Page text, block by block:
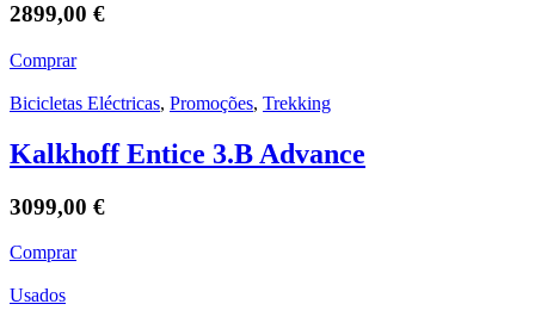
2899,00 €
Comprar
Bicicletas Eléctricas, Promoções, Trekking
Kalkhoff Entice 3.B Advance
3099,00 €
Comprar
Usados